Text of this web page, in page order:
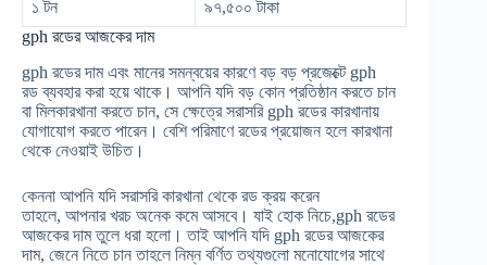
১ টন
৯৭,৫০০ টাকা
gph রডের আজকের দাম
gph রডের দাম এবং মানের সমন্বয়ের কারণে বড় বড় প্রজেক্টে gph
রড ব্যবহার করা হয়ে থাকে। আপনি যদি বড় কোন প্রতিষ্ঠান করতে চান
বা মিলকারখানা করতে চান, সে ক্ষেত্রে সরাসরি gph রডের কারখানায়
যোগাযোগ করতে পারেন। বেশি পরিমাণে রডের প্রয়োজন হলে কারখানা
থেকে নেওয়াই উচিত।
কেননা আপনি যদি সরাসরি কারখানা থেকে রড ক্রয় করেন
তাহলে, আপনার খরচ অনেক কমে আসবে। যাই হোক নিচে,gph রডের
আজকের দাম তুলে ধরা হলো। তাই আপনি যদি gph রডের আজকের
দাম, জেনে নিতে চান তাহলে নিম্ন বর্ণিত তথ্যগুলো মনোযোগের সাথে